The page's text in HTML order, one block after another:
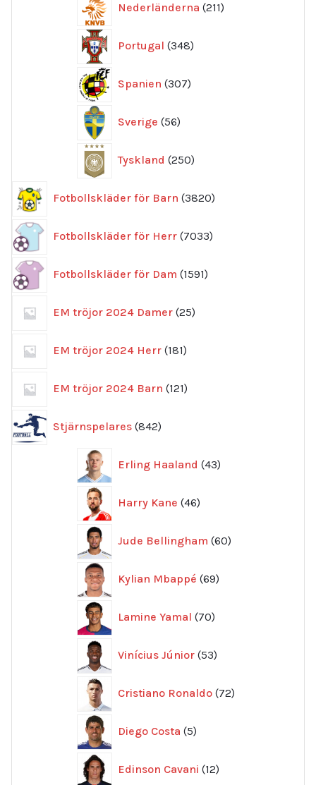
Nederländerna 211
produkter
Portugal 348
produkter
Spanien 307
produkter
Sverige 56
produkter
Tyskland 250
produkter
Fotbollskläder för Barn 3820
produkter
Fotbollskläder för Herr 7033
produkter
Fotbollskläder för Dam 1591
produkter
EM tröjor 2024 Damer 25
produkter
EM tröjor 2024 Herr 181
produkter
EM tröjor 2024 Barn 121
produkter
Stjärnspelares 842
produkter
Erling Haaland 43
produkter
Harry Kane 46
produkter
Jude Bellingham 60
produkter
Kylian Mbappé 69
produkter
Lamine Yamal 70
produkter
Vinícius Júnior 53
produkter
Cristiano Ronaldo 72
produkter
Diego Costa 5
produkter
Edinson Cavani 12
produkter